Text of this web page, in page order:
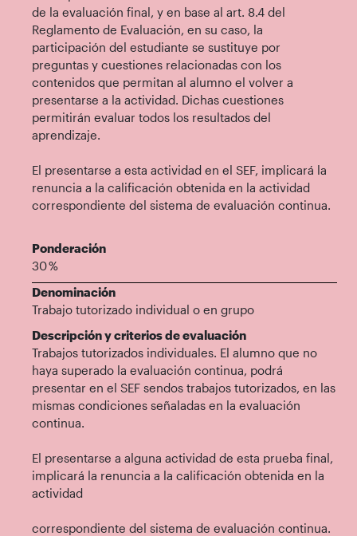
de la evaluación final, y en base al art. 8.4 del
Reglamento de Evaluación, en su caso, la
participación del estudiante se sustituye por
preguntas y cuestiones relacionadas con los
contenidos que permitan al alumno el volver a
presentarse a la actividad. Dichas cuestiones
permitirán evaluar todos los resultados del
aprendizaje.
El presentarse a esta actividad en el SEF, implicará la
renuncia a la calificación obtenida en la actividad
correspondiente del sistema de evaluación continua.
Ponderación
30 %
Denominación
Trabajo tutorizado individual o en grupo
Descripción y criterios de evaluación
Trabajos tutorizados individuales. El alumno que no
haya superado la evaluación continua, podrá
presentar en el SEF sendos trabajos tutorizados, en las
mismas condiciones señaladas en la evaluación
continua.
El presentarse a alguna actividad de esta prueba final,
implicará la renuncia a la calificación obtenida en la
actividad
correspondiente del sistema de evaluación continua.